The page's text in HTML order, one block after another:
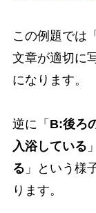
この例題では「
文章が適切に
になります。
逆に「 B:後ろ
入浴している
る 」という様
ります。